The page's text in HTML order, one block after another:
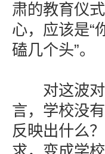
肃的教育仪
心，应该是“
磕几个头”。
对这波对
言，学校没
反映出什么